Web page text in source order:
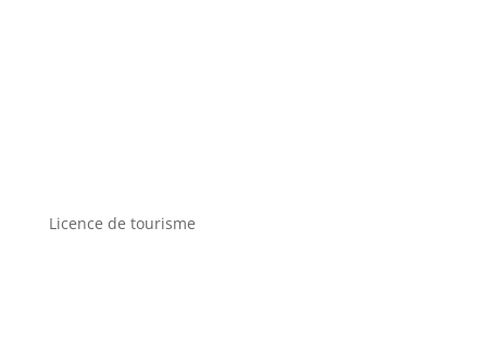
Licence de tourisme